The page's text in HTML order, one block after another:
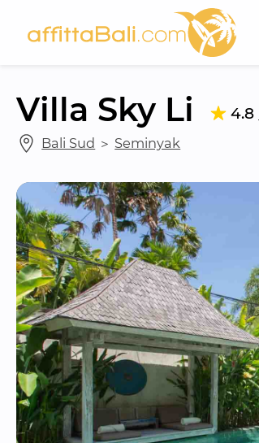
Villa Sky Li 4.8
Bali Sud ＞ Seminyak